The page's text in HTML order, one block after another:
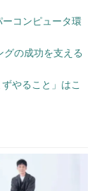
ーコンピュータ環
の成功を支える
やること」はこ